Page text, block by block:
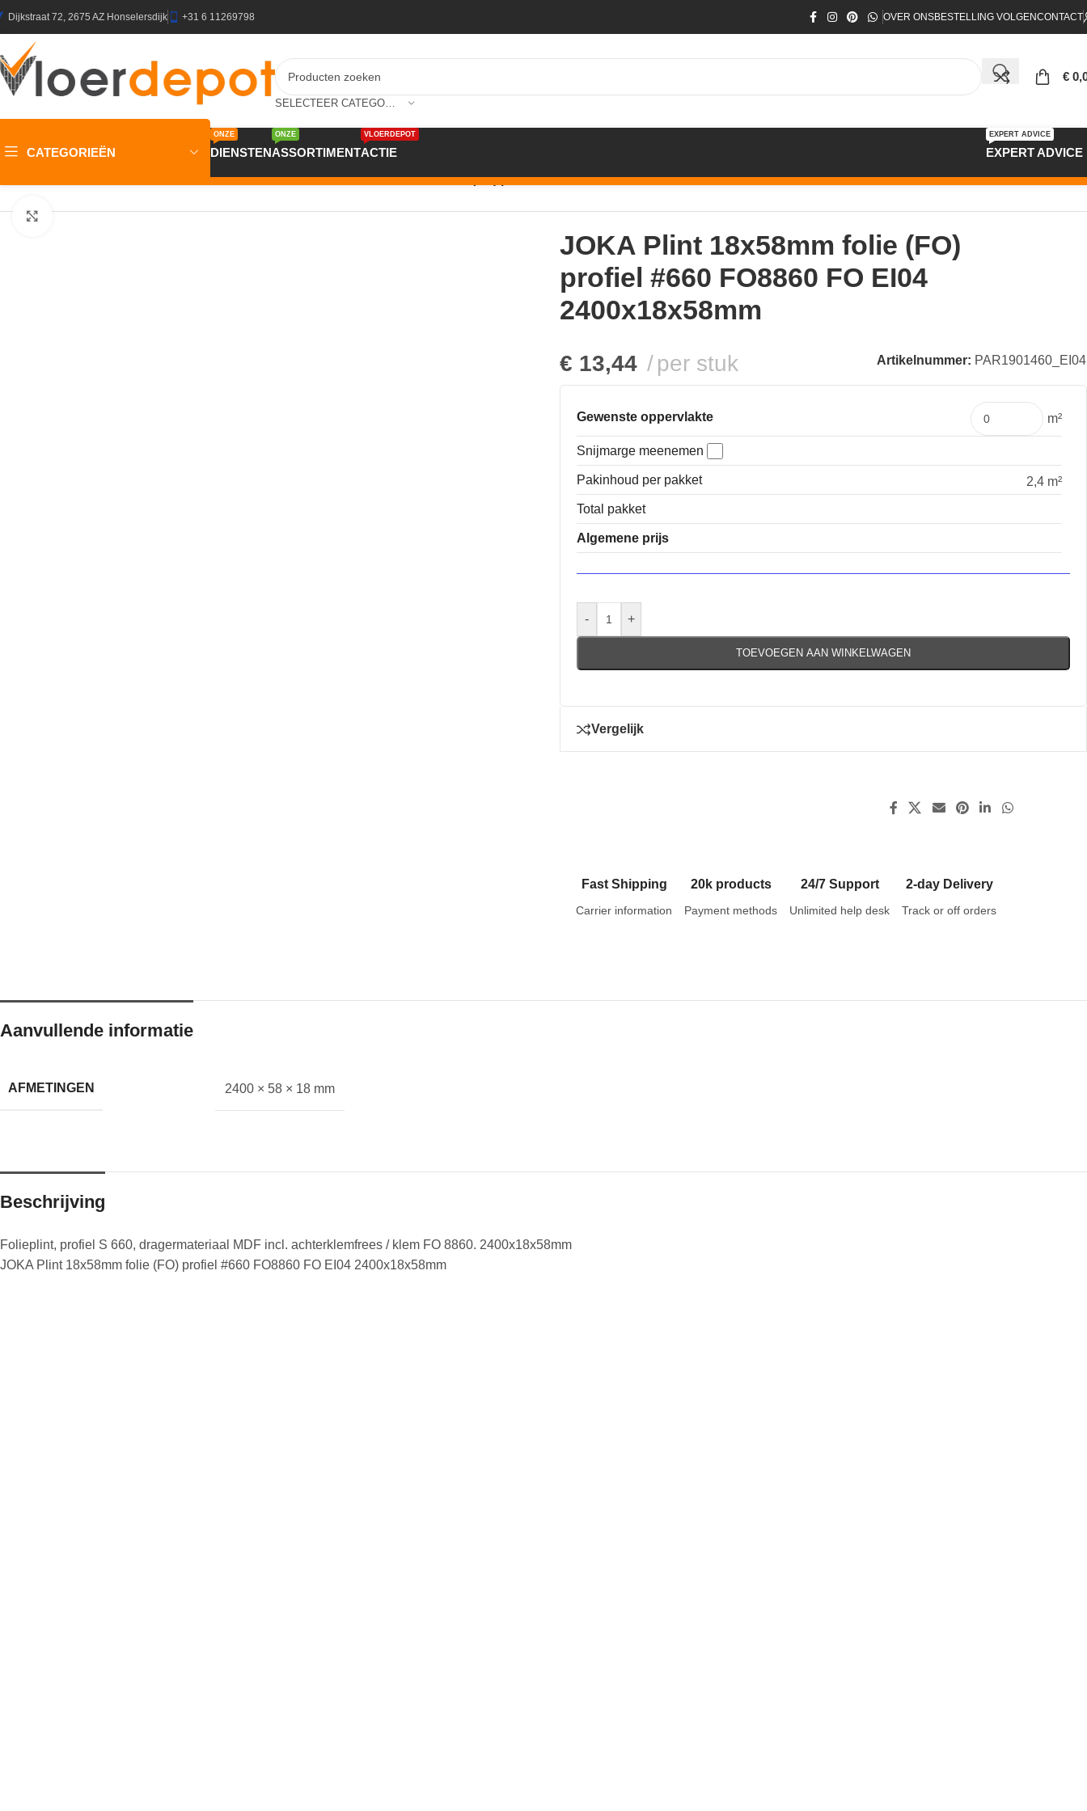
Dijkstraat 72, 2675 AZ Honselersdijk +31 6 11269798 OVER ONSBESTELLING VOLGENCONTACT
€
CATEGORIEËN DIENSTEN
ONZE
ASSORTIMENT
ONZE
ACTIE
VLOERDEPOT
EXPERT ADVICE
EXPERT ADVICE
Plinten/MDF Plinten/JOKA Plint 18x58mm folie (FO) profiel #660 FO8860 FO EI04 2400x18x58mm
Klik om te vergroten
JOKA Plint 18x58mm folie (FO)
profiel #660 FO8860 FO EI04
2400x18x58mm
€ 13,44 per stuk Artikelnummer: PAR1901460_EI04
Gewenste oppervlakte m²
Snijmarge meenemen
Pakinhoud per pakket
2,4 m²
Total pakket
Algemene prijs
- +
TOEVOEGEN AAN WINKELWAGEN
Vergelijk
Fast Shipping
Carrier information
20k products
Payment methods
24/7 Support
Unlimited help desk
2-day Delivery
Track or off orders
Aanvullende informatie
AFMETINGEN 2400 × 58 × 18 mm
Beschrijving
Folieplint, profiel S 660, dragermateriaal MDF incl. achterklemfrees / klem FO 8860. 2400x18x58mm
JOKA Plint 18x58mm folie (FO) profiel #660 FO8860 FO EI04 2400x18x58mm